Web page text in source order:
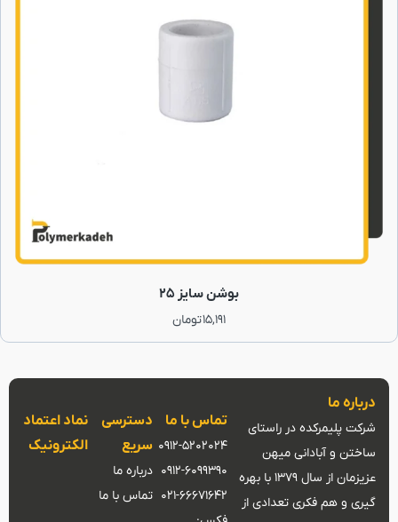
بوشن سایز 25
15,191تومان
درباره ما
شرکت پلیمرکده در راستای
ساختن و آبادانی میهن
عزیزمان از سال 1379 با بهره
گیری و هم فکری تعدادی از
تماس با ما
0912-5202024
0912-6099390
021-66671642
دسترسی
سریع
درباره ما
تماس با ما
نماد اعتماد
الکترونیک